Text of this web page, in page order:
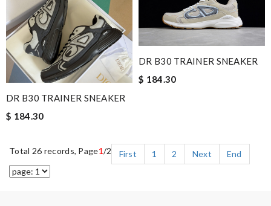
DR B30 TRAINER SNEAKER
$ 184.30
DR B30 TRAINER SNEAKER
$ 184.30
Total 26 records, Page1/2 First 1 2 Next End